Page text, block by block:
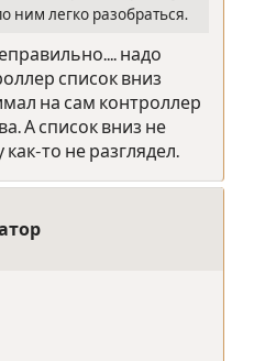
ним легко разобраться.
надо
список вниз
на сам контроллер
А список вниз не
то не разглядел.